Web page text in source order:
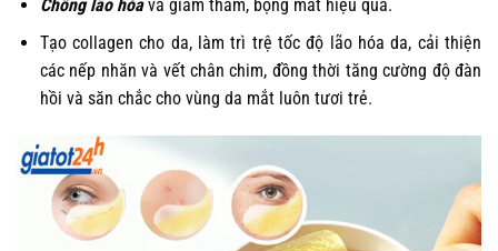
Chống lão hóavà giảm thâm, bọng mắt hiệu quả.
Tạo collagen cho da, làm trì trệ tốc độ lão hóa da, cải thiện
các nếp nhăn và vết chân chim, đồng thời tăng cường độ đàn
hồi và săn chắc cho vùng da mắt luôn tươi trẻ.